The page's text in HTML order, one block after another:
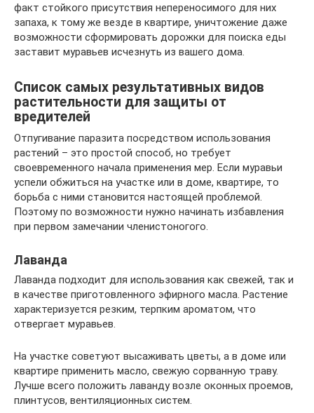
факт стойкого присутствия непереносимого для них
запаха, к тому же везде в квартире, уничтожение даже
возможности сформировать дорожки для поиска еды
заставит муравьев исчезнуть из вашего дома.
Список самых результативных видов
растительности для защиты от
вредителей
Отпугивание паразита посредством использования
растений – это простой способ, но требует
своевременного начала применения мер. Если муравьи
успели обжиться на участке или в доме, квартире, то
борьба с ними становится настоящей проблемой.
Поэтому по возможности нужно начинать избавления
при первом замечании членистоногого.
Лаванда
Лаванда подходит для использования как свежей, так и
в качестве приготовленного эфирного масла. Растение
характеризуется резким, терпким ароматом, что
отвергает муравьев.
На участке советуют высаживать цветы, а в доме или
квартире применить масло, свежую сорванную траву.
Лучше всего положить лаванду возле оконных проемов,
плинтусов, вентиляционных систем.